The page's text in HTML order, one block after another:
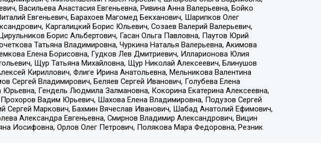
Васильева Анастасия Евгеньевна, Ривина Анна Валерьевна, Бойко
Евгеньевич, Барахоев Магомед Бекханович, Шарипков Олег
Каргалицкий Борис Юльевич, Созаев Валерий Валерьевич,
Борис Альбертович, Гасан Ольга Павловна, Паутов Юрий
Татьяна Владимировна, Чуркина Наталья Валерьевна, Акимова
Елена Борисовна, Гудков Лев Дмитриевич, Илларионова Юлия
Щур Татьяна Михайловна, Щур Николай Алексеевич, Блинушов
Кириллович, Флиге Ирина Анатольевна, Мельникова Валентина
Сергей Владимирович, Беляев Сергей Иванович, Голубева Елена
Гендель Людмила Залмановна, Кокорина Екатерина Алексеевна,
Вадим Юрьевич, Шахова Елена Владимировна, Подузов Сергей
Сергей Маркович, Бахмин Вячеслав Иванович, Шабад Анатолий Ефимович,
Александра Евгеньевна, Смирнов Владимир Александрович, Вицин
Иосифовна, Орлов Олег Петрович, Полякова Мара Федоровна, Резник